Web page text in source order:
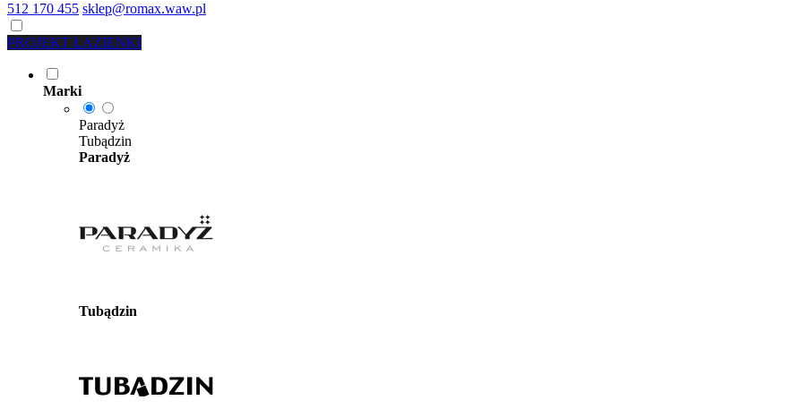
512 170 455 sklep@romax.waw.pl
PROJEKT ŁAZIENKI
Marki
Paradyż
Tubądzin
Paradyż
Tubądzin